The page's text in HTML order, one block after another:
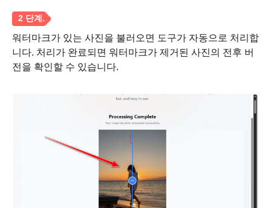
워터마크가 있는 사진을 불러오면 도구가 자동으로 처리합
니다. 처리가 완료되면 워터마크가 제거된 사진의 전후 버
전을 확인할 수 있습니다.